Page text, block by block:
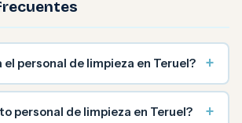
el personal de limpieza en Teruel? +
personal de limpieza en Teruel? +